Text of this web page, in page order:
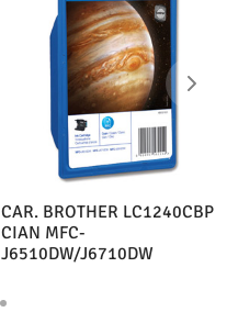
CAR. BROTHER LC1240CBP
CIAN MFC-
J6510DW/J6710DW